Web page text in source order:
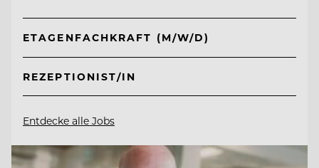
ETAGENFACHKRAFT (M/W/D)
REZEPTIONIST/IN
Entdecke alle Jobs